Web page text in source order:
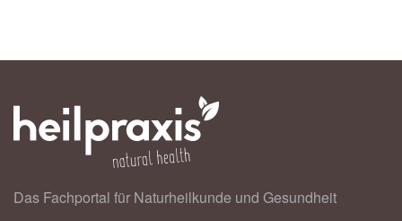
Das Fachportal für Naturheilkunde und Gesundheit